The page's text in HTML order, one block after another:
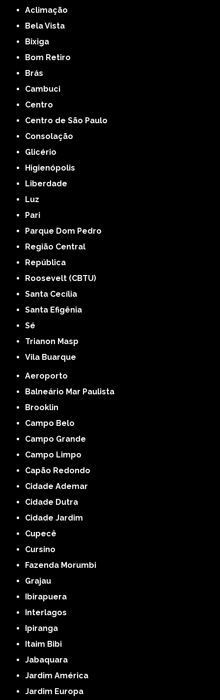
Aclimação
Bela Vista
Bixiga
Bom Retiro
Brás
Cambuci
Centro
Centro de São Paulo
Consolação
Glicério
Higienópolis
Liberdade
Luz
Pari
Parque Dom Pedro
Região Central
República
Roosevelt (CBTU)
Santa Cecília
Santa Efigênia
Sé
Trianon Masp
Vila Buarque
Aeroporto
Balneário Mar Paulista
Brooklin
Campo Belo
Campo Grande
Campo Limpo
Capão Redondo
Cidade Ademar
Cidade Dutra
Cidade Jardim
Cupecê
Cursino
Fazenda Morumbi
Grajau
Ibirapuera
Interlagos
Ipiranga
Itaim Bibi
Jabaquara
Jardim América
Jardim Europa